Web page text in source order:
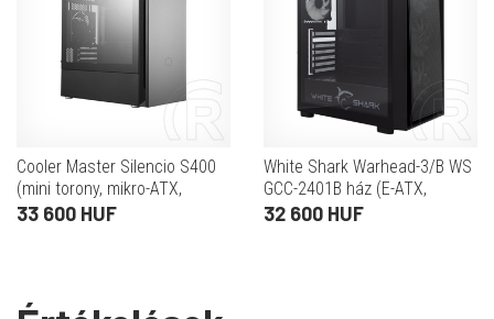
Cooler Master Silencio S400
(mini torony, mikro-ATX,
ablakos, fekete)
33 600 HUF
White Shark Warhead-3/B WS
GCC-2401B ház (E-ATX,
fekete)
32 600 HUF